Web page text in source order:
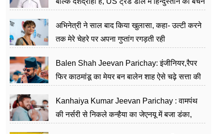
अभिनेत्री ने साल बाद किया खुलासा, कहा- उल्टी करने
तक मेरे चेहरे पर अपना गुप्तांग रगड़ती रही
Balen Shah Jeevan Parichay: इंजीनियर,रैपर
फिर काठमांडू का मेयर बन बालेन शाह ऐसे चढ़े सत्ता की
Kanhaiya Kumar Jeevan Parichay : वामपंथ
की नर्सरी से निकले कन्हैया का जेएनयू में बजा डंका,